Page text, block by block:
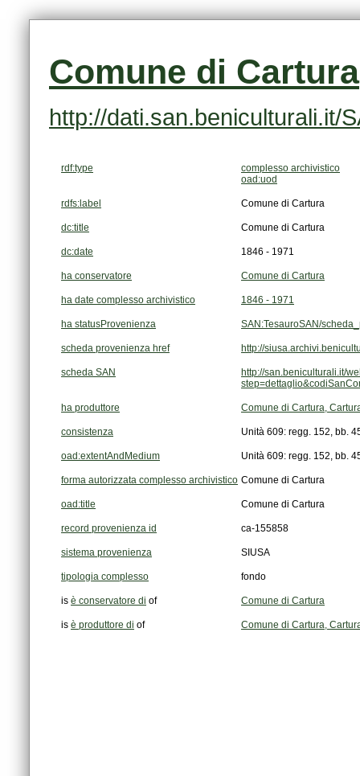
Comune di Cartura
http://dati.san.beniculturali.it/
rdf:type
complesso archivistico
oad:uod
rdfs:label Comune di Cartura
dc:title Comune di Cartura
dc:date 1846 - 1971
ha conservatore Comune di Cartura
ha date complesso archivistico 1846 - 1971
ha statusProvenienza SAN:TesauroSAN/
scheda provenienza href http://
scheda SAN
ha produttore Comune di Cartura,
consistenza Unità 609: regg. 152, bb.
oad:extentAndMedium Unità 609: regg. 152, bb.
forma autorizzata complesso archivistico Comune di Cartura
oad:title Comune di Cartura
record provenienza id ca-155858
sistema provenienza SIUSA
tipologia complesso fondo
is è conservatore di of Comune di Cartura
is è produttore di of Comune di Cartura,